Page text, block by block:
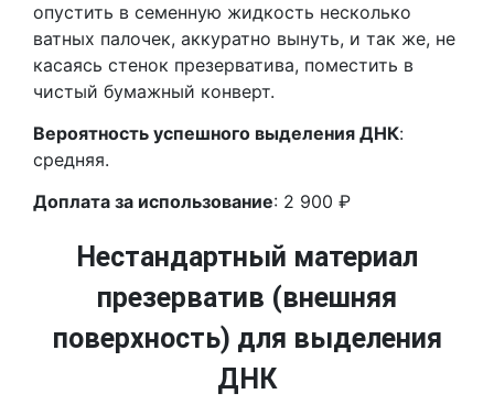
опустить в семенную жидкость несколько
ватных палочек, аккуратно вынуть, и так же, не
касаясь стенок презерватива, поместить в
чистый бумажный конверт.
Вероятность успешного выделения ДНК:
средняя.
Доплата за использование: 2 900 ₽
Нестандартный материал
презерватив (внешняя
поверхность) для выделения
ДНК